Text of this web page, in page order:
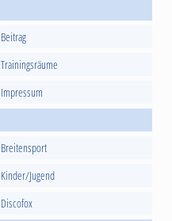
Beitrag
Trainingsräume
Impressum
Breitensport
Kinder/Jugend
Discofox